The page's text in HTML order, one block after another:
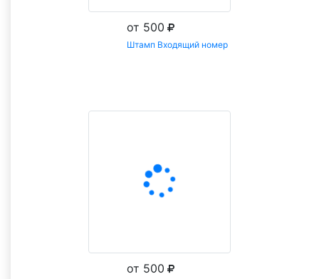
от 500
Штамп Входящий номер
от 500